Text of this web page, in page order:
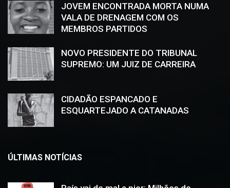
JOVEM ENCONTRADA MORTA NUMA
VALA DE DRENAGEM COM OS
MEMBROS PARTIDOS
NOVO PRESIDENTE DO TRIBUNAL
SUPREMO: UM JUIZ DE CARREIRA
CIDADÃO ESPANCADO E
ESQUARTEJADO A CATANADAS
ÚLTIMAS NOTÍCIAS